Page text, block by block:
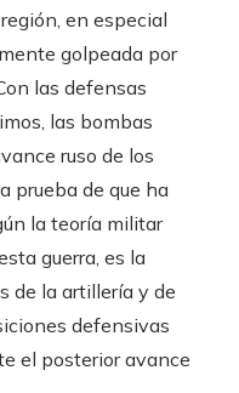
en especial
golpeada por
las defensas
las bombas
ruso de los
prueba de que ha
la teoría militar
guerra, es la
de la artillería y de
defensivas
el posterior avance